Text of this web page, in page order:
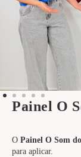
Painel O
O Painel O Som
para aplicar.